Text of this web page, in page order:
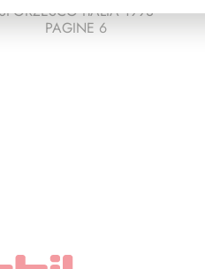
ITALIA 1993
PAGINE 6